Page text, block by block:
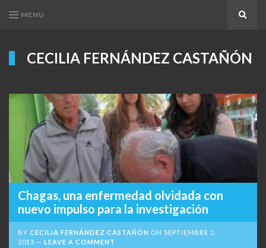
MENU
CECILIA FERNÁNDEZ CASTAÑÓN
Chagas, una enfermedad olvidada con
nuevo impulso para la investigación
BY CECILIA FERNÁNDEZ CASTAÑÓN ON SEPTIEMBRE 2,
2013
LEAVE A COMMENT